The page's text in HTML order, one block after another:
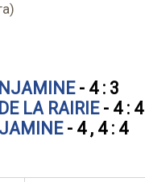
- 4 : 3
LA RAIRIE- 4 : 4
- 4 , 4 : 4